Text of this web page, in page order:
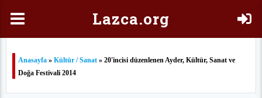
Lazca.org
Anasayfa » Kültür / Sanat » 20'incisi düzenlenen Ayder, Kültür, Sanat ve
Doğa Festivali 2014